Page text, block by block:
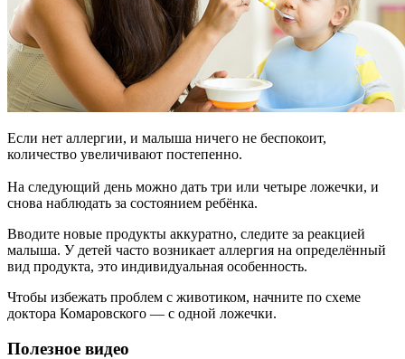
Если нет аллергии, и малыша ничего не беспокоит,
количество увеличивают постепенно.
На следующий день можно дать три или четыре ложечки, и
снова наблюдать за состоянием ребёнка.
Вводите новые продукты аккуратно, следите за реакцией
малыша. У детей часто возникает аллергия на определённый
вид продукта, это индивидуальная особенность.
Чтобы избежать проблем с животиком, начните по схеме
доктора Комаровского — с одной ложечки.
Полезное видео